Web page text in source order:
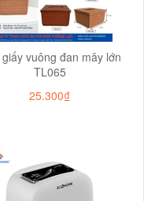
giấy vuông đan mây lớn
TL065
25.300₫